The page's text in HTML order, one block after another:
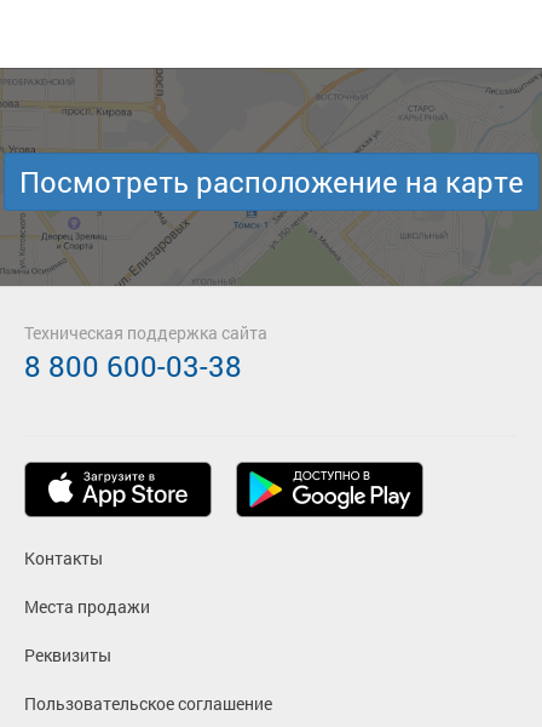
Посмотреть расположение на карте
Контакты
Места продажи
Реквизиты
Пользовательское соглашение
Техническая поддержка сайта
8 800 600-03-38